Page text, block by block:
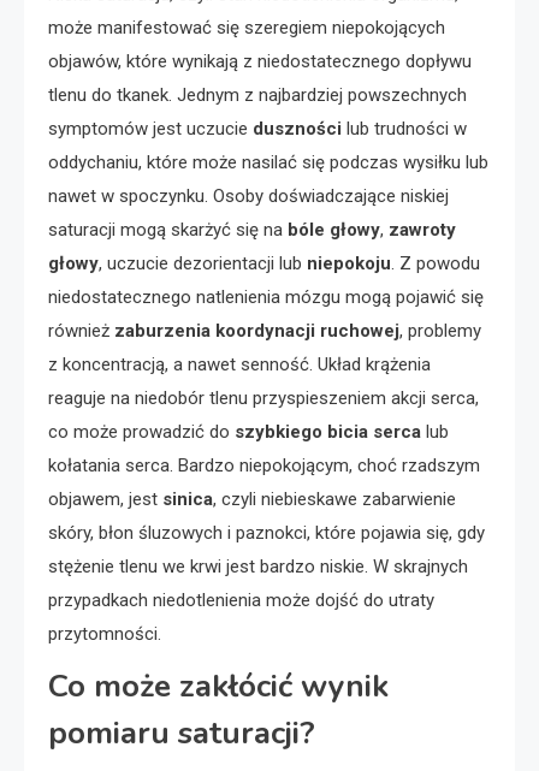
może manifestować się szeregiem niepokojących
objawów, które wynikają z niedostatecznego dopływu
tlenu do tkanek. Jednym z najbardziej powszechnych
symptomów jest uczucie duszności lub trudności w
oddychaniu, które może nasilać się podczas wysiłku lub
nawet w spoczynku. Osoby doświadczające niskiej
saturacji mogą skarżyć się na bóle głowy, zawroty
głowy, uczucie dezorientacji lub niepokoju. Z powodu
niedostatecznego natlenienia mózgu mogą pojawić się
również zaburzenia koordynacji ruchowej, problemy
z koncentracją, a nawet senność. Układ krążenia
reaguje na niedobór tlenu przyspieszeniem akcji serca,
co może prowadzić do szybkiego bicia serca lub
kołatania serca. Bardzo niepokojącym, choć rzadszym
objawem, jest sinica, czyli niebieskawe zabarwienie
skóry, błon śluzowych i paznokci, które pojawia się, gdy
stężenie tlenu we krwi jest bardzo niskie. W skrajnych
przypadkach niedotlenienia może dojść do utraty
przytomności.
Co może zakłócić wynik
pomiaru saturacji?